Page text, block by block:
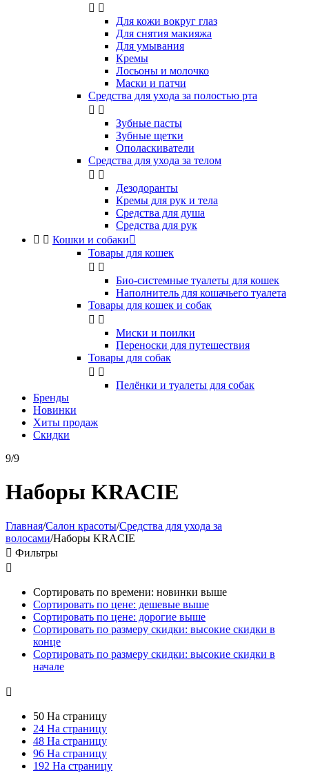
 
Для кожи вокруг глаз
Для снятия макияжа
Для умывания
Кремы
Лосьоны и молочко
Маски и патчи
Средства для ухода за полостью рта
 
Зубные пасты
Зубные щетки
Ополаскиватели
Средства для ухода за телом
 
Дезодоранты
Кремы для рук и тела
Средства для душа
Средства для рук
  Кошки и собаки
Товары для кошек
 
Био-системные туалеты для кошек
Наполнитель для кошачьего туалета
Товары для кошек и собак
 
Миски и поилки
Переноски для путешествия
Товары для собак
 
Пелёнки и туалеты для собак
Бренды
Новинки
Хиты продаж
Скидки
9/9
Наборы KRACIE
Главная/Салон красоты/Средства для ухода за
волосами/Наборы KRACIE
 Фильтры

Сортировать по времени: новинки выше
Сортировать по цене: дешевые выше
Сортировать по цене: дорогие выше
Сортировать по размеру скидки: высокие скидки в
конце
Сортировать по размеру скидки: высокие скидки в
начале

50 На страницу
24 На страницу
48 На страницу
96 На страницу
192 На страницу